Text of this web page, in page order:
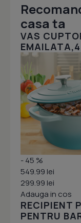
casa ta
VAS
- 45 %
549.99 lei
299.99 lei
Adauga in cos
RECIPIENT
PENTRU